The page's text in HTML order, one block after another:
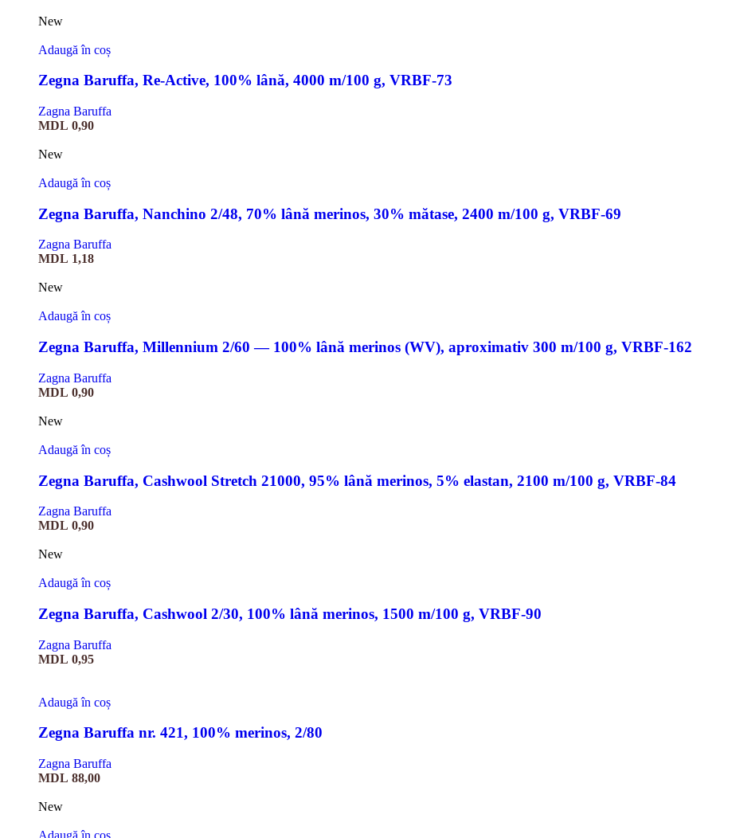
New
Adaugă în coș
Zegna Baruffa, Re-Active, 100% lână, 4000 m/100 g, VRBF-73
Zagna Baruffa
MDL 0,90
New
Adaugă în coș
Zegna Baruffa, Nanchino 2/48, 70% lână merinos, 30% mătase, 2400 m/100 g, VRBF-69
Zagna Baruffa
MDL 1,18
New
Adaugă în coș
Zegna Baruffa, Millennium 2/60 — 100% lână merinos (WV), aproximativ 300 m/100 g, VRBF-162
Zagna Baruffa
MDL 0,90
New
Adaugă în coș
Zegna Baruffa, Cashwool Stretch 21000, 95% lână merinos, 5% elastan, 2100 m/100 g, VRBF-84
Zagna Baruffa
MDL 0,90
New
Adaugă în coș
Zegna Baruffa, Cashwool 2/30, 100% lână merinos, 1500 m/100 g, VRBF-90
Zagna Baruffa
MDL 0,95
Adaugă în coș
Zegna Baruffa nr. 421, 100% merinos, 2/80
Zagna Baruffa
MDL 88,00
New